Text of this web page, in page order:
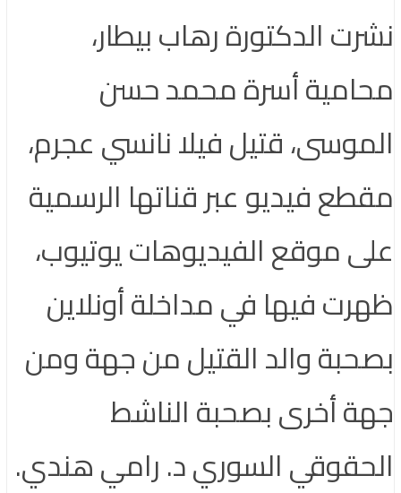
نشرت الدكتورة رهاب بيطار،
محامية أسرة محمد حسن
الموسى، قتيل فيلا نانسي عجرم،
مقطع فيديو عبر قناتها الرسمية
على موقع الفيديوهات يوتيوب،
ظهرت فيها في مداخلة أونلاين
بصحبة والد القتيل من جهة ومن
جهة أخرى بصحبة الناشط
الحقوقي السوري د. رامي هندي.